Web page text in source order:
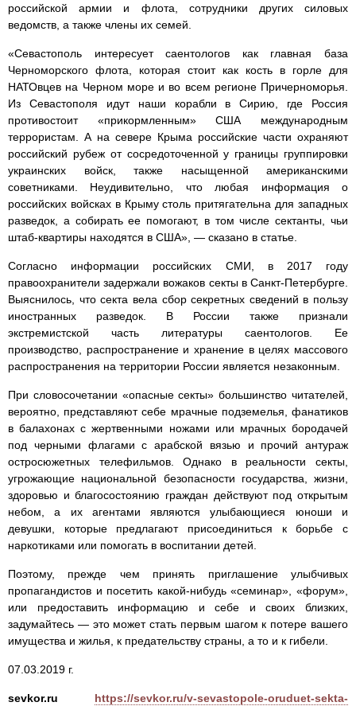
российской армии и флота, сотрудники других силовых
ведомств, а также члены их семей.
«Севастополь интересует саентологов как главная база
Черноморского флота, которая стоит как кость в горле для
НАТОвцев на Черном море и во всем регионе Причерноморья.
Из Севастополя идут наши корабли в Сирию, где Россия
противостоит «прикормленным» США международным
террористам. А на севере Крыма российские части охраняют
российский рубеж от сосредоточенной у границы группировки
украинских войск, также насыщенной американскими
советниками. Неудивительно, что любая информация о
российских войсках в Крыму столь притягательна для западных
разведок, а собирать ее помогают, в том числе сектанты, чьи
штаб-квартиры находятся в США», — сказано в статье.
Согласно информации российских СМИ, в 2017 году
правоохранители задержали вожаков секты в Санкт-Петербурге.
Выяснилось, что секта вела сбор секретных сведений в пользу
иностранных разведок. В России также признали
экстремистской часть литературы саентологов. Ее
производство, распространение и хранение в целях массового
распространения на территории России является незаконным.
При словосочетании «опасные секты» большинство читателей,
вероятно, представляют себе мрачные подземелья, фанатиков
в балахонах с жертвенными ножами или мрачных бородачей
под черными флагами с арабской вязью и прочий антураж
остросюжетных телефильмов. Однако в реальности секты,
угрожающие национальной безопасности государства, жизни,
здоровью и благосостоянию граждан действуют под открытым
небом, а их агентами являются улыбающиеся юноши и
девушки, которые предлагают присоединиться к борьбе с
наркотиками или помогать в воспитании детей.
Поэтому, прежде чем принять приглашение улыбчивых
пропагандистов и посетить какой-нибудь «семинар», «форум»,
или предоставить информацию и себе и своих близких,
задумайтесь — это может стать первым шагом к потере вашего
имущества и жилья, к предательству страны, а то и к гибели.
07.03.2019 г.
sevkor.ru
https://sevkor.ru/v-sevastopole-oruduet-sekta-